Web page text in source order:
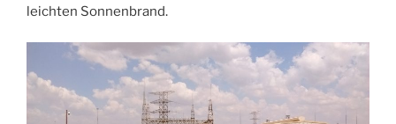
leichten Sonnenbrand.